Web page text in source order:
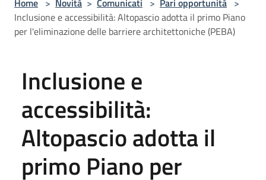
Inclusione e accessibilità: Altopascio adotta il primo Piano
per l'eliminazione delle barriere architettoniche (PEBA)
Inclusione e
accessibilità:
Altopascio adotta il
primo Piano per